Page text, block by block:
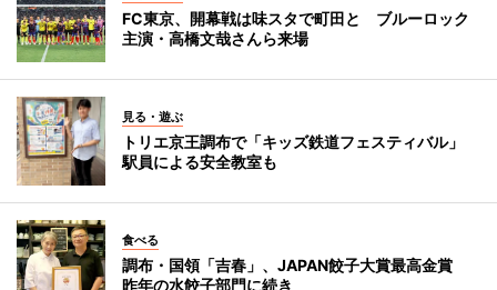
FC東京、開幕戦は味スタで町田と ブルーロック
主演・高橋文哉さんら来場
見る・遊ぶ
トリエ京王調布で「キッズ鉄道フェスティバル」
駅員による安全教室も
食べる
調布・国領「吉春」、JAPAN餃子大賞最高金賞
昨年の水餃子部門に続き